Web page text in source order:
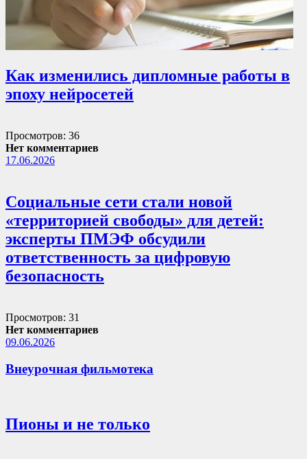
Как изменились дипломные работы в
эпоху нейросетей
Просмотров: 36
Нет комментариев
17.06.2026
Социальные сети стали новой
«территорией свободы» для детей:
эксперты ПМЭФ обсудили
ответственность за цифровую
безопасность
Просмотров: 31
Нет комментариев
09.06.2026
Внеурочная фильмотека
Пионы и не только